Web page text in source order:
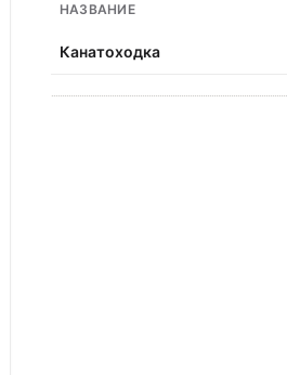
НАЗВАНИЕ
Канатоходка